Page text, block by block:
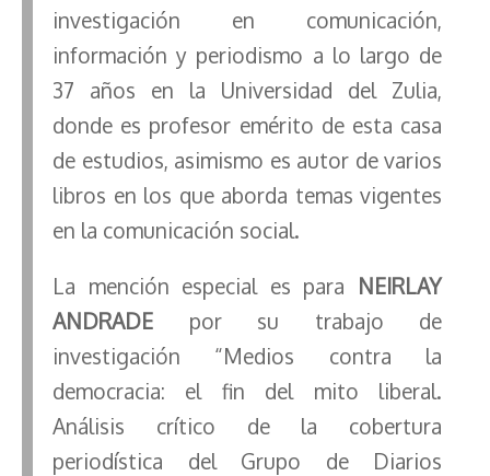
investigación en comunicación,
información y periodismo a lo largo de
37 años en la Universidad del Zulia,
donde es profesor emérito de esta casa
de estudios, asimismo es autor de varios
libros en los que aborda temas vigentes
en la comunicación social.
La mención especial es para NEIRLAY
ANDRADE por su trabajo de
investigación “Medios contra la
democracia: el fin del mito liberal.
Análisis crítico de la cobertura
periodística del Grupo de Diarios